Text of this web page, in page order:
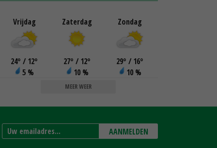
Vrijdag
24° / 12°
5 %
Zaterdag
27° / 12°
10 %
Zondag
29° / 16°
10 %
MEER WEER
AANMELDEN